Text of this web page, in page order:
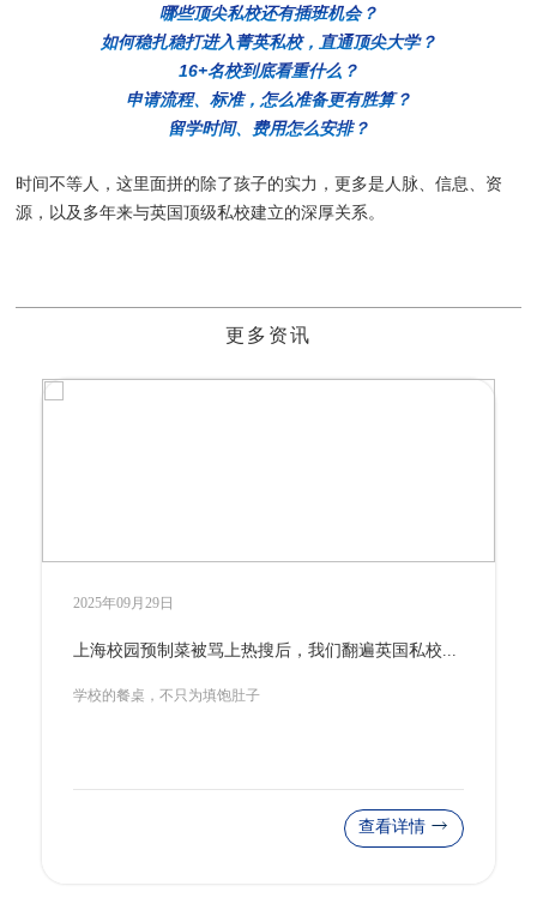
哪些顶尖私校还有插班机会？
如何稳扎稳打进入菁英私校，直通顶尖大学？
16+名校到底看重什么？
申请流程、标准，怎么准备更有胜算？
留学时间、费用怎么安排？
时间不等人，这里面拼的除了孩子的实力，更多是人脉、信息、资
源，以及多年来与英国顶级私校建立的深厚关系。
更多资讯
2025年09月29日
上海校园预制菜被骂上热搜后，我们翻遍英国私校菜单，发现了一个“秘密”
学校的餐桌，不只为填饱肚子
查看详情